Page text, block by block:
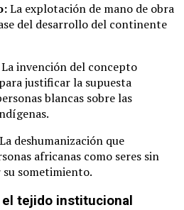
La explotación de mano de obra
del desarrollo del continente
La invención del concepto
justificar la supuesta
blancas sobre las
La deshumanización que
africanas como seres sin
sometimiento.
tejido institucional